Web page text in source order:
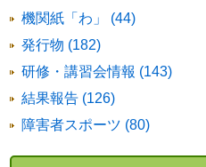
機関紙「わ」 (44)
発行物 (182)
研修・講習会情報 (143)
結果報告 (126)
障害者スポーツ (80)